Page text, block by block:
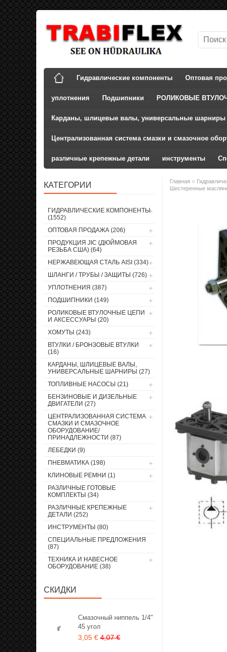
Гидравлические компоненты Оптовая
уплотнения Подшипники РОЛИКОВЫЕ
Карданы, шлицевые валы, универсальные шарниры
Централизованная система смазки и смазочное
различные крепежные детали инструменты
КАТЕГОРИИ
ГИДРАВЛИЧЕСКИЕ КОМПОНЕНТЫ
(1552)
ОПТОВАЯ ПРОДАЖА (206)
ПРОДУКЦИЯ JIC (ДЮЙМОВАЯ
РЕЗЬБА США) (64)
НЕРЖАВЕЮЩАЯ СТАЛЬ AISI (334)
ШЛАНГИ / ТРУБЫ / ЗАЩИТЫ (726)
УПЛОТНЕНИЯ (387)
ПОДШИПНИКИ (149)
РОЛИКОВЫЕ ВТУЛОЧНЫЕ ЦЕПИ
И АКСЕССУАРЫ (20)
ХОМУТЫ (243)
ВТУЛКИ / БРОНЗОВЫЕ ВТУЛКИ
(16)
КАРДАНЫ, ШЛИЦЕВЫЕ ВАЛЫ,
УНИВЕРСАЛЬНЫЕ ШАРНИРЫ (27)
ТОПЛИВНЫЕ НАСОСЫ (21)
БЕНЗИНОВЫЕ И ДИЗЕЛЬНЫЕ
ДВИГАТЕЛИ (27)
ЦЕНТРАЛИЗОВАННАЯ СИСТЕМА
СМАЗКИ И СМАЗОЧНОЕ
ОБОРУДОВАНИЕ/
ПРИНАДЛЕЖНОСТИ (87)
ЛЕБЕДКИ (9)
ПНЕВМАТИКА (198)
КЛИНОВЫЕ РЕМНИ (1)
РАЗЛИЧНЫЕ ГОТОВЫЕ
КОМПЛЕКТЫ (34)
РАЗЛИЧНЫЕ КРЕПЕЖНЫЕ
ДЕТАЛИ (252)
ИНСТРУМЕНТЫ (80)
СПЕЦИАЛЬНЫЕ ПРЕДЛОЖЕНИЯ
(87)
ТЕХНИКА И НАВЕСНОЕ
ОБОРУДОВАНИЕ (38)
СКИДКИ
Смазочный ниппель 1/4"
45 угол
3,05 € 4,07 €
Главная »
Шестеренные